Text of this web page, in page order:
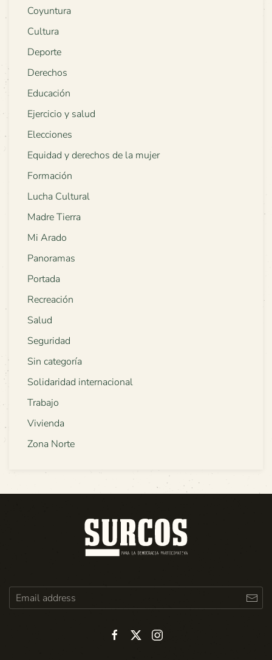
Coyuntura
Cultura
Deporte
Derechos
Educación
Ejercicio y salud
Elecciones
Equidad y derechos de la mujer
Formación
Lucha Cultural
Madre Tierra
Mi Arado
Panoramas
Portada
Recreación
Salud
Seguridad
Sin categoría
Solidaridad internacional
Trabajo
Vivienda
Zona Norte